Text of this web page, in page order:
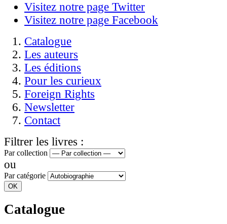
Visitez notre page Twitter
Visitez notre page Facebook
Catalogue
Les auteurs
Les éditions
Pour les curieux
Foreign Rights
Newsletter
Contact
Filtrer les livres :
Par collection
ou
Par catégorie
Catalogue